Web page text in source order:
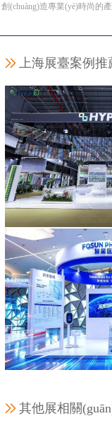
創(chuàng)造專業(yè)時尚的
上海展臺案例推
匯耀品尚能源科技
展覽面積
工程地
工程時間：
上海復(fù)星醫
其他展相關